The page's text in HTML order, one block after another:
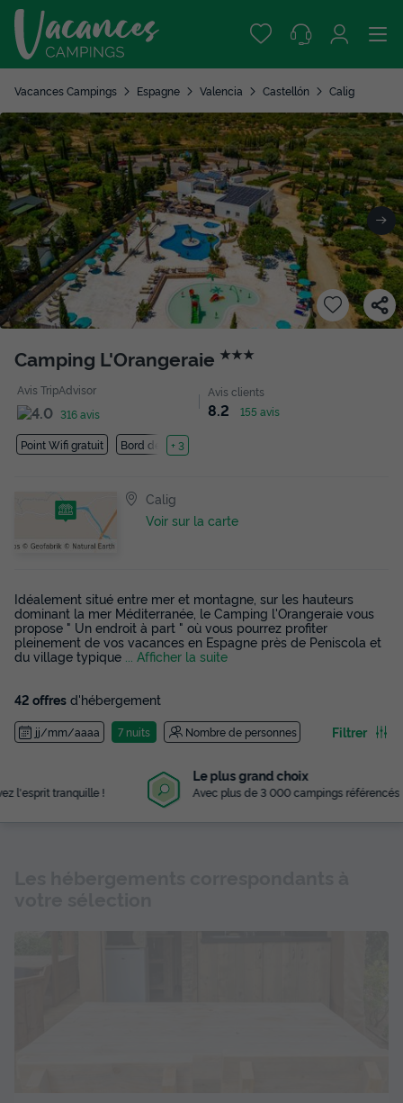
Vacances Campings Espagne Valencia Castellón Calig
Camping L'Orangeraie ★★★
Avis TripAdvisor
316 avis
Avis clients
8.2 155 avis
Point Wifi gratuit Bord de mer
+ 3
Calig
Voir sur la carte
Idéalement situé entre mer et montagne, sur les hauteurs
dominant la mer Méditerranée, le Camping l'Orangeraie vous
propose " Un endroit à part " où vous pourrez profiter
pleinement de vos vacances en Espagne près de Peniscola et
du village typique
... Afficher la suite
42 offres d'hébergement
jj/mm/aaaa 7 nuits Nombre de personnes Filtrer
Le plus grand choix
Avec plus de 3 000 campings référencés